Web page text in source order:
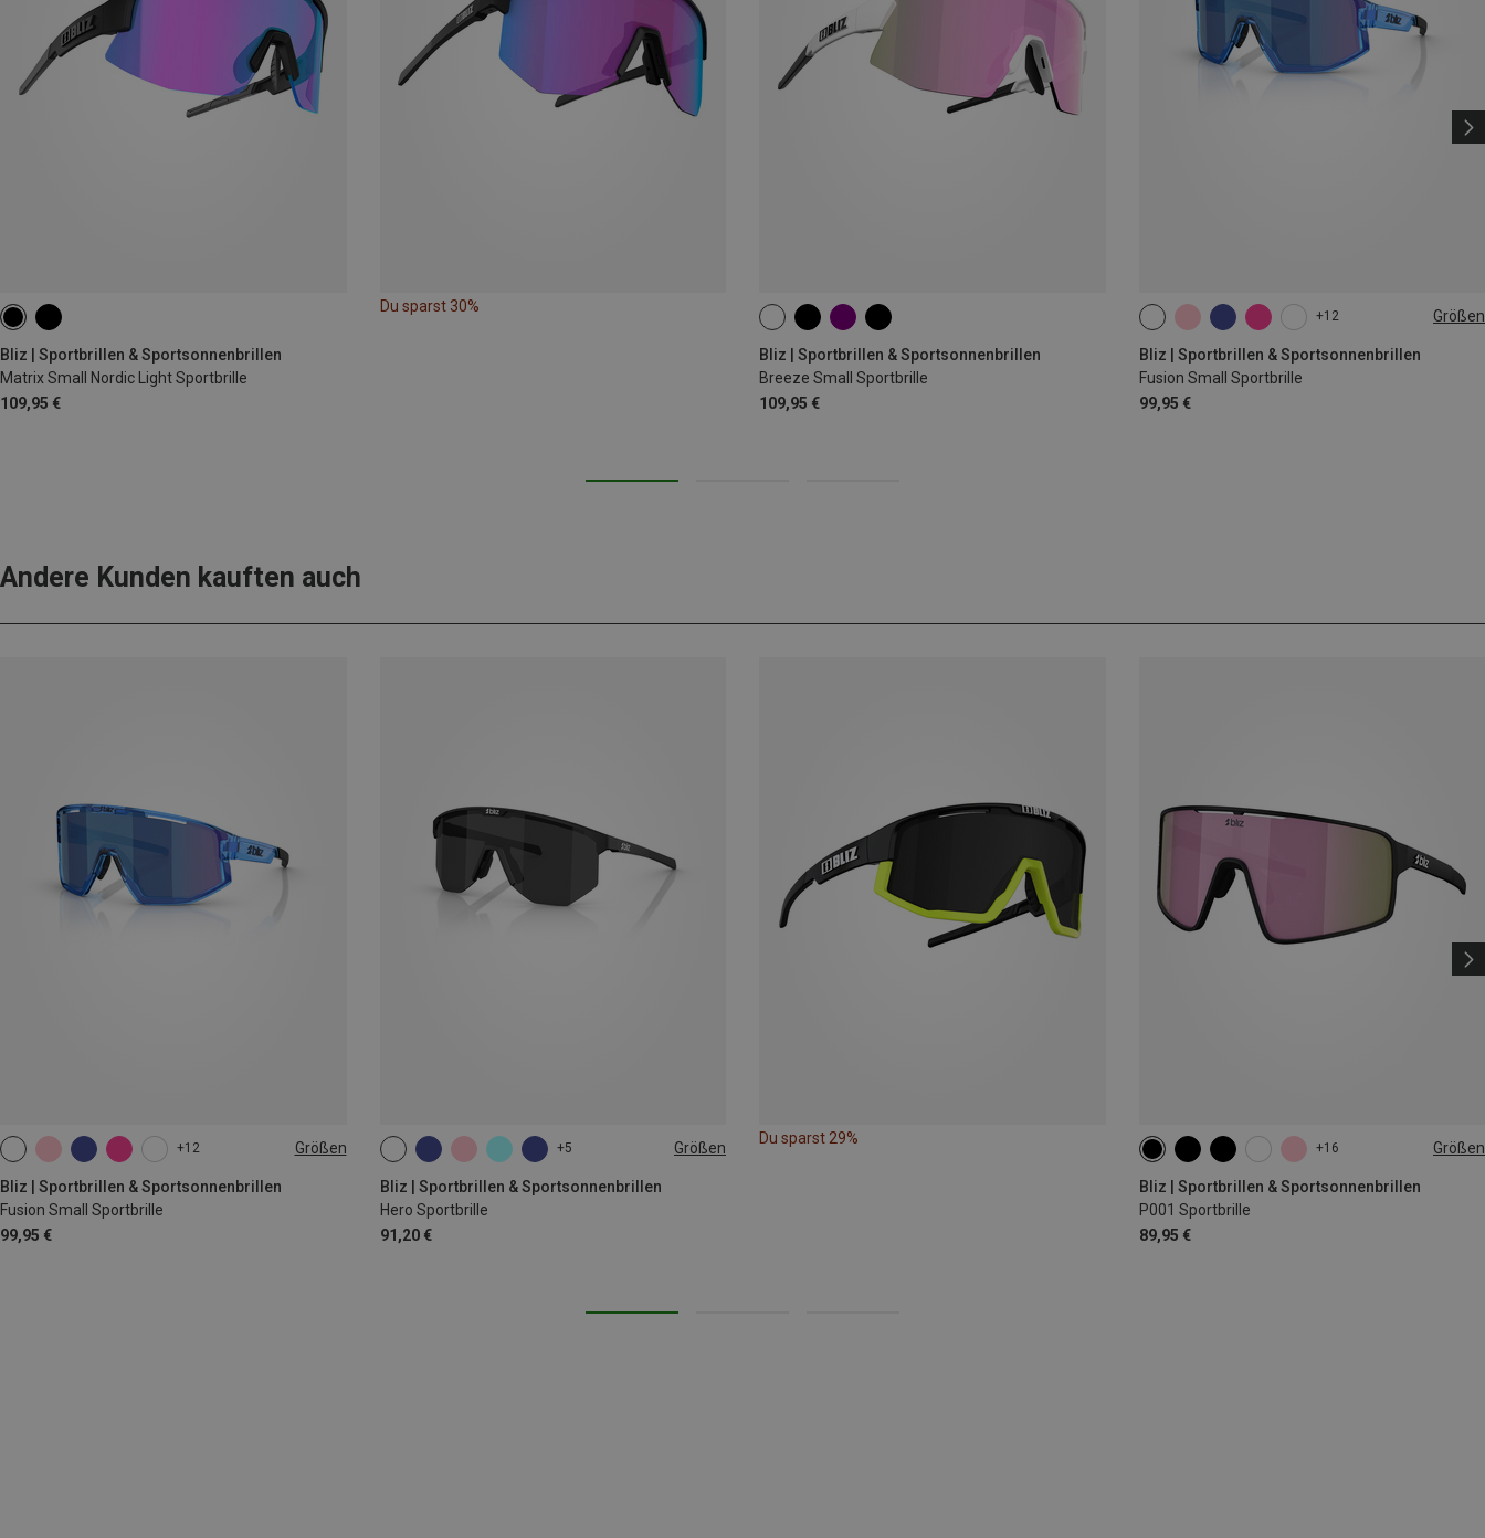
Bliz | Sportbrillen & Sportsonnenbrillen
Matrix Small Nordic Light Sportbrille
109,95 €
Du sparst 30%
Bliz | Sportbrillen & Sportsonnenbrillen
Breeze Small Sportbrille
109,95 €
+12 Größen
Bliz | Sportbrillen & Sportsonnenbrillen
Fusion Small Sportbrille
99,95 €
ONE SIZE
Andere Kunden kauften auch
+12 Größen
Bliz | Sportbrillen & Sportsonnenbrillen
Fusion Small Sportbrille
99,95 €
ONE SIZE
+5 Größen
Bliz | Sportbrillen & Sportsonnenbrillen
Hero Sportbrille
91,20 €
ONE SIZE
Du sparst 29%
+16 Größen
Bliz | Sportbrillen & Sportsonnenbrillen
P001 Sportbrille
89,95 €
L | 0-138